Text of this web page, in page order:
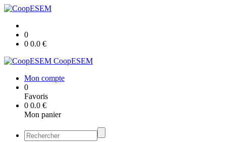
0
0 0.0 €
CoopESEM
Mon compte
0
Favoris
0 0.0 €
Mon panier